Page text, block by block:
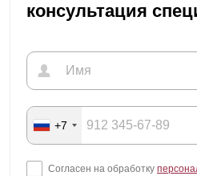
консультация
+7
Согласен на обработку